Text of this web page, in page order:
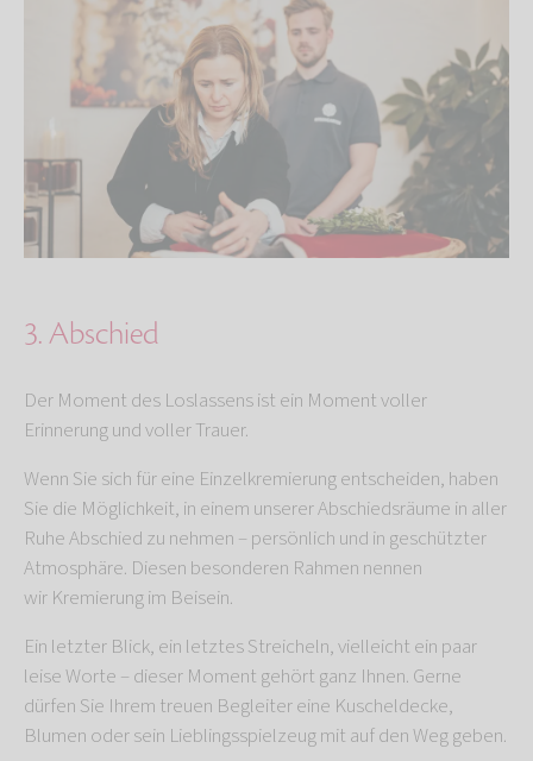
3. Abschied
Der Moment des Loslassens ist ein Moment voller
Erinnerung und voller Trauer.
Wenn Sie sich für eine Einzelkremierung entscheiden, haben
Sie die Möglichkeit, in einem unserer Abschiedsräume in aller
Ruhe Abschied zu nehmen – persönlich und in geschützter
Atmosphäre. Diesen besonderen Rahmen nennen
wir Kremierung im Beisein.
Ein letzter Blick, ein letztes Streicheln, vielleicht ein paar
leise Worte – dieser Moment gehört ganz Ihnen. Gerne
dürfen Sie Ihrem treuen Begleiter eine Kuscheldecke,
Blumen oder sein Lieblingsspielzeug mit auf den Weg geben.